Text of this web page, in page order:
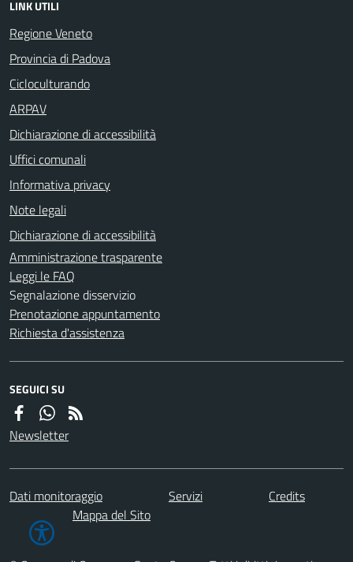
LINK UTILI
Regione Veneto
Provincia di Padova
Cicloculturando
ARPAV
Dichiarazione di accessibilità
Uffici comunali
Informativa privacy
Note legali
Dichiarazione di accessibilità
Amministrazione trasparente
Leggi le FAQ
Segnalazione disservizio
Prenotazione appuntamento
Richiesta d'assistenza
SEGUICI SU
Newsletter
Dati monitoraggio Servizi
Credits
Mappa del Sito